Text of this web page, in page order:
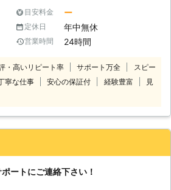
のみでお住まいのお客様、3歳以下の
小さなお子様を子育て中のお客様には
基本料金を2割引きというやさしさ特
もお気軽に利用して頂ける便利屋とち
ぎを、どうぞ皆様の暮らしに役立てて
頂きたいと思います。
方にお住まいのお客様でも迅速に対応
いたします。 コールセンターでは24
時間365日年中無休でお電話を受け付
けています。 深夜でも早朝でもお客
話ください。 コールセンターのスタ
ッフがお客様のお悩みをお聞きしま
ほしい」 「説明書を見ても家具の組
り、お悩みのお客様はぜひ家具移動組
立110番をご利用ください。 大きくて
目安料金 ー
定休日 年中無休
営業時間 24時間
・高いリピート率 サポート万全
スピー
寧な仕事 安心の保証付 経験豊富
見
ートにご連絡下さい！